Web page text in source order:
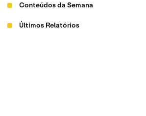
Conteúdos da Semana
Últimos Relatórios